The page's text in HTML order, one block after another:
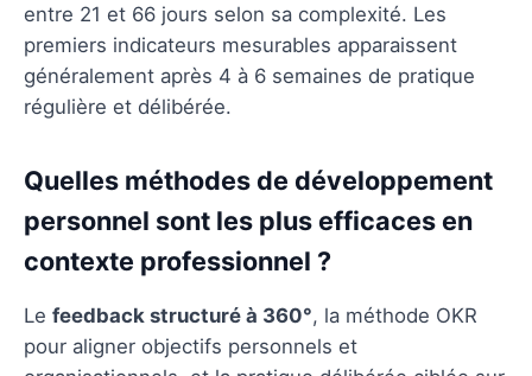
entre 21 et 66 jours selon sa complexité. Les
premiers indicateurs mesurables apparaissent
généralement après 4 à 6 semaines de pratique
régulière et délibérée.
Quelles méthodes de développement
personnel sont les plus efficaces en
contexte professionnel ?
Le feedback structuré à 360°, la méthode OKR
pour aligner objectifs personnels et